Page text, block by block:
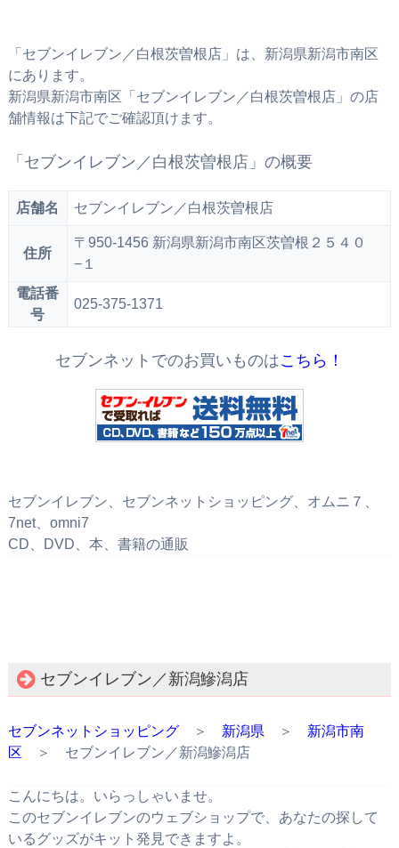
「セブンイレブン／白根茨曽根店」は、新潟県新潟市南区
にあります。
新潟県新潟市南区「セブンイレブン／白根茨曽根店」の店
舗情報は下記でご確認頂けます。
「セブンイレブン／白根茨曽根店」の概要
店舗名 セブンイレブン／白根茨曽根店
住所
〒950-1456 新潟県新潟市南区茨曽根２５４０
−１
電話番
号
025-375-1371
セブンネットでのお買いものはこちら！
セブンイレブン、セブンネットショッピング、オムニ７、
7net、omni7
CD、DVD、本、書籍の通販
セブンイレブン／新潟鰺潟店
セブンネットショッピング＞ 新潟県＞ 新潟市南
区 ＞ セブンイレブン／新潟鰺潟店
こんにちは。いらっしゃいませ。
このセブンイレブンのウェブショップで、あなたの探して
いるグッズがキット発見できますよ。